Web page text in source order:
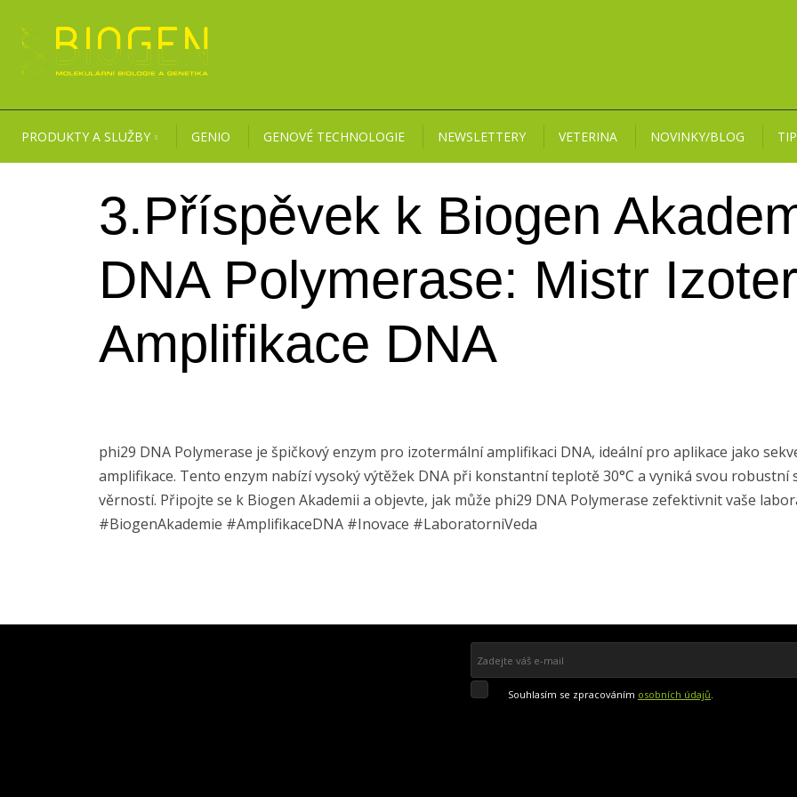
PRODUKTY A SLUŽBY GENIO GENOVÉ TECHNOLOGIE NEWSLETTERY VETERINA NOVINKY/BLOG
3.Příspěvek k Biogen
DNA Polymerase: Mistr
Amplifikace DNA
phi29 DNA Polymerase je špičkový enzym pro izotermální amplifikaci DNA, ideální pro aplikace jako
amplifikace. Tento enzym nabízí vysoký výtěžek DNA při konstantní teplotě 30°C a vyniká svou
věrností. Připojte se k Biogen Akademii a objevte, jak může phi29 DNA Polymerase zefektivnit vaše
#BiogenAkademie #AmplifikaceDNA #Inovace #LaboratorniVeda
se
Souhlasím se zpracováním osobních údajů.